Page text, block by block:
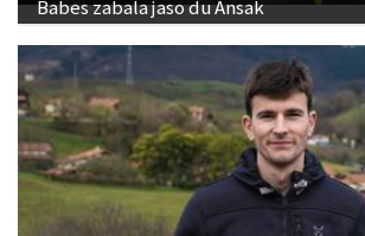
Babes zabala jaso du Ansak